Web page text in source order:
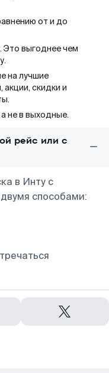
от и до
Это выгоднее чем
на лучшие
скидки и
не в выходные.
рейс или с
в Инту с
способами: